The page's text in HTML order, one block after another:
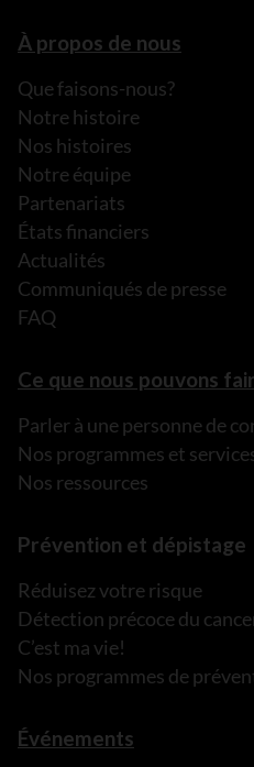
À propos de nous
Que faisons-nous?
Notre histoire
Nos histoires
Notre équipe
Partenariats
États financiers
Actualités
Communiqués de presse
FAQ
Ce que nous pouvons
Parler à une personne de
Nos programmes et
Nos ressources
Prévention et dépistage
Réduisez votre risque
Détection précoce du
C’est ma vie!
Nos programmes de
Événements